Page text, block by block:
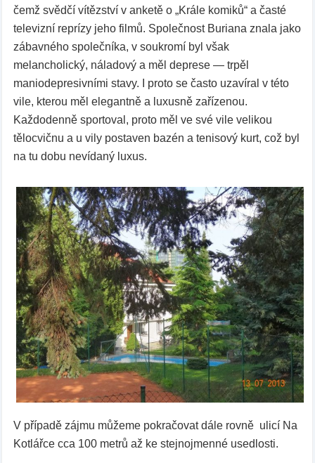
čemž svědčí vítězství v anketě o „Krále komiků“ a časté
televizní reprízy jeho filmů. Společnost Buriana znala jako
zábavného společníka, v soukromí byl však
melancholický, náladový a měl deprese — trpěl
maniodepresivními stavy. I proto se často uzavíral v této
vile, kterou měl elegantně a luxusně zařízenou.
Každodenně sportoval, proto měl ve své vile velikou
tělocvičnu a u vily postaven bazén a tenisový kurt, což byl
na tu dobu nevídaný luxus.
V případě zájmu můžeme pokračovat dále rovně ulicí Na
Kotlářce cca 100 metrů až ke stejnojmenné usedlosti.